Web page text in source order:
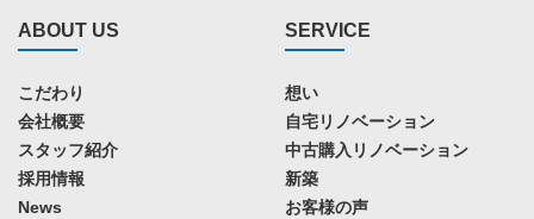
ABOUT US
こだわり
会社概要
スタッフ紹介
採用情報
News
SERVICE
想い
自宅リノベーション
中古購入リノベーション
新築
お客様の声